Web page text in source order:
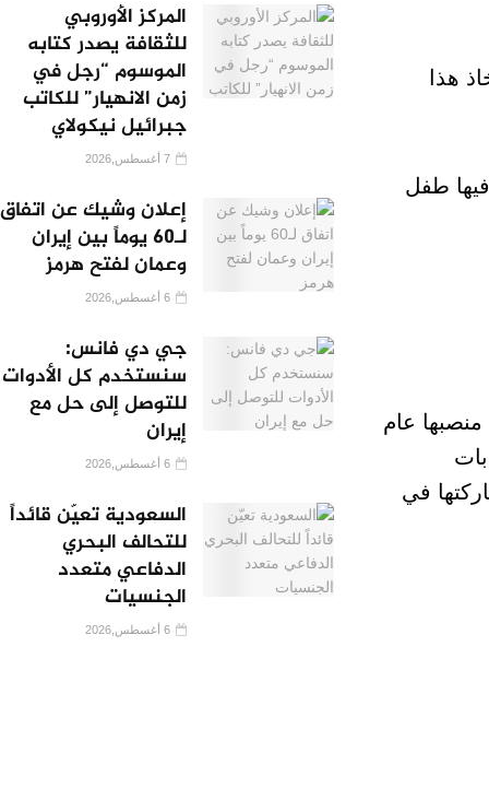
هذا
طفل
منصبها عام
في
المركز الأوروبي
للثقافة يصدر كتابه
الموسوم “رجل في
زمن الانهيار” للكاتب
جبرائيل نيكولاي
إعلان وشيك عن اتفاق
لـ60 يوماً بين إيران
وعمان لفتح هرمز
جي دي فانس:
سنستخدم كل الأدوات
للتوصل إلى حل مع
إيران
السعودية تعيّن قائداً
للتحالف البحري
الدفاعي متعدد
الجنسيات